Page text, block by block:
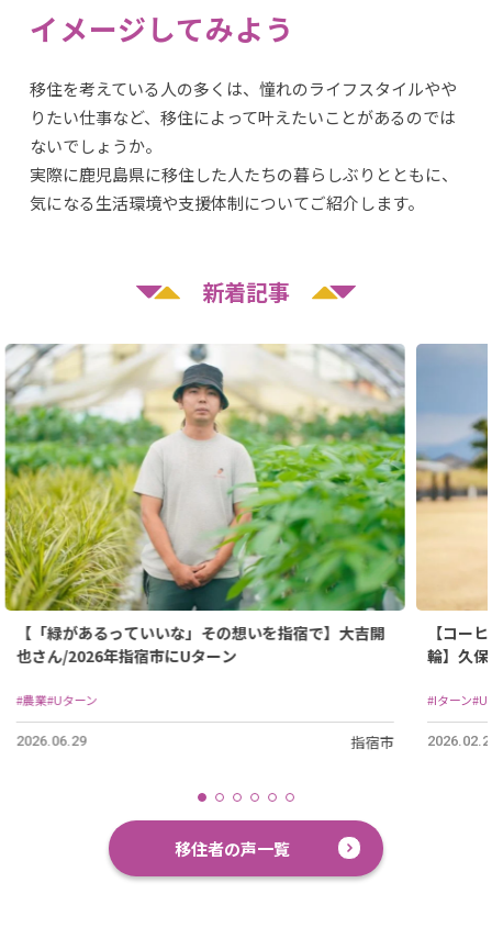
イメージしてみよう
移住を考えている人の多くは、憧れのライフスタイルやや
りたい仕事など、移住によって叶えたいことがあるのでは
ないでしょうか。
実際に鹿児島県に移住した人たちの暮らしぶりとともに、
気になる生活環境や支援体制についてご紹介します。
新着記事
【「緑があるっていいな」その想いを指宿で】大吉開
也さん/2026年指宿市にUターン
#農業#Uターン
2026.06.29 指宿市
【コー
輪】久
#Iターン#U
移住者の声一覧